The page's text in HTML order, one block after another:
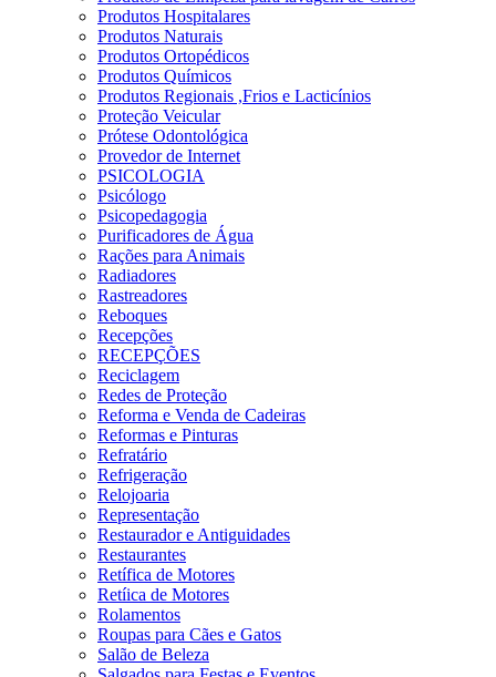
Produtos Hospitalares
Produtos Naturais
Produtos Ortopédicos
Produtos Químicos
Produtos Regionais ,Frios e Lacticínios
Proteção Veicular
Prótese Odontológica
Provedor de Internet
PSICOLOGIA
Psicólogo
Psicopedagogia
Purificadores de Água
Rações para Animais
Radiadores
Rastreadores
Reboques
Recepções
RECEPÇÕES
Reciclagem
Redes de Proteção
Reforma e Venda de Cadeiras
Reformas e Pinturas
Refratário
Refrigeração
Relojoaria
Representação
Restaurador e Antiguidades
Restaurantes
Retífica de Motores
Retíica de Motores
Rolamentos
Roupas para Cães e Gatos
Salão de Beleza